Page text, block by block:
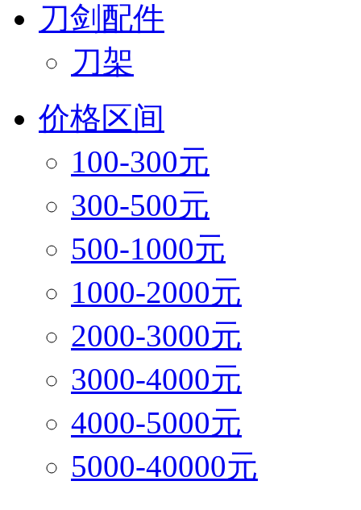
刀剑配件
刀架
价格区间
100-300元
300-500元
500-1000元
1000-2000元
2000-3000元
3000-4000元
4000-5000元
5000-40000元